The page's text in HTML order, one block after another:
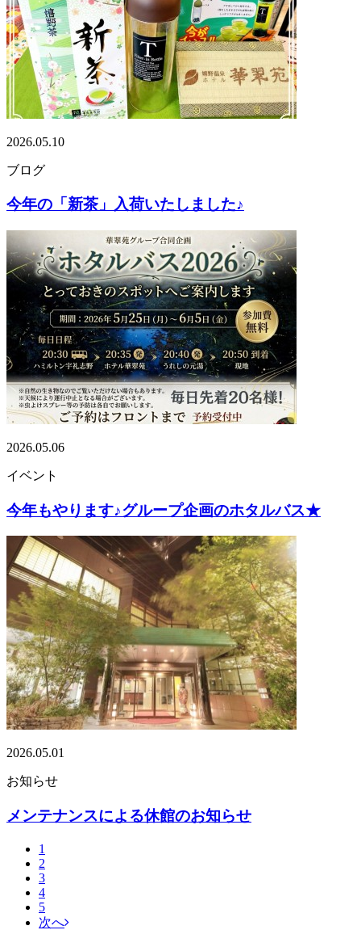
2026.05.10
ブログ
今年の「新茶」入荷いたしました♪
2026.05.06
イベント
今年もやります♪グループ企画のホタルバス★
2026.05.01
お知らせ
メンテナンスによる休館のお知らせ
1
2
3
4
5
次へ